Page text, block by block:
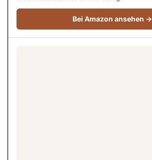
Bei Amazon ansehen →